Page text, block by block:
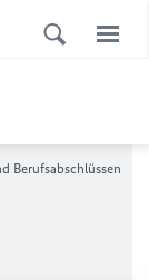
Berufsabschlüssen